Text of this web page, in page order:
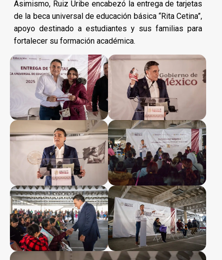
Asimismo, Ruiz Uribe encabezó la entrega de tarjetas
de la beca universal de educación básica “Rita Cetina”,
apoyo destinado a estudiantes y sus familias para
fortalecer su formación académica.